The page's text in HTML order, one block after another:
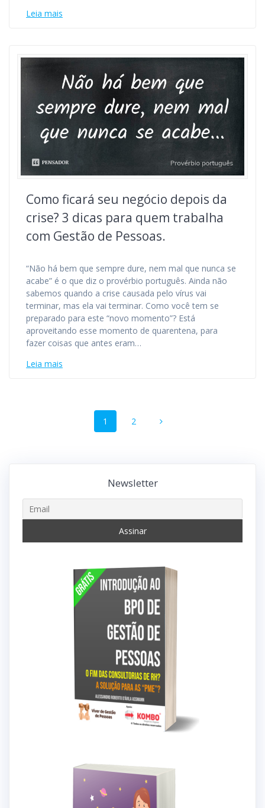
Leia mais
Como ficará seu negócio depois da
crise? 3 dicas para quem trabalha
com Gestão de Pessoas.
“Não há bem que sempre dure, nem mal que nunca se
acabe” é o que diz o provérbio português. Ainda não
sabemos quando a crise causada pelo vírus vai
terminar, mas ela vai terminar. Como você tem se
preparado para este “novo momento”? Está
aproveitando esse momento de quarentena, para
fazer coisas que antes eram…
Leia mais
NavegaçãoPágina
1 Página
2
Newsletter